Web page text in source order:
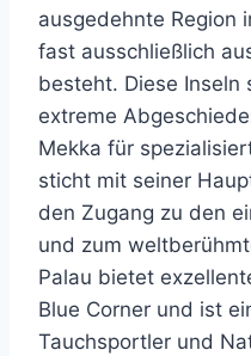
ausgedehnte Region
fast ausschließlich
besteht. Diese Inseln
extreme
Mekka für
sticht mit seiner
den Zugang zu den
und zum
Palau bietet
Blue Corner und ist
Tauchsportler und